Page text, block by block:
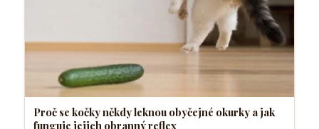
Proč se kočky někdy leknou obyčejné okurky a jak
funguje jejich obranný reflex